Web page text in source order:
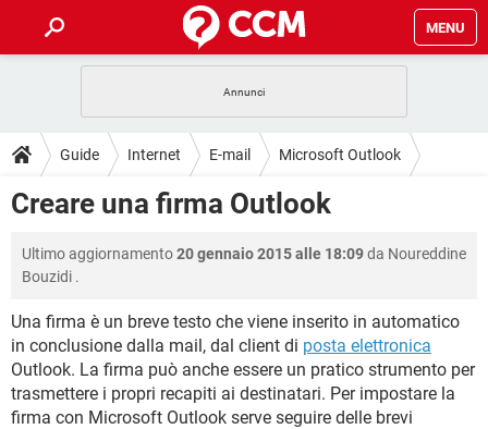
MENU
INTRATTENIMENTO ANDROID
iOS WINDOWS 10
TIKTOK
GUIDE
COVID-19 GAMING
INTRATTENIMENTO ANDROID
iOS WINDOWS 10
TIKTOK FACEBOOK
HARDWARE
DOWNLOAD
INTRATTENIMENTO
INSTAGRAM WHATSAPP
FACEBOOK
HARDWARE
FORUM
INTRATTENIMENTO ANDROID
iOS WINDOWS 10
INSTAGRAM WHATSAPP
COVID-19 GAMING
INTRATTENIMENTO ANDROID
iOS WINDOWS 10
Guide Internet E-mail Microsoft Outlook
Creare una firma Outlook
Ultimo aggiornamento20 gennaio 2015 alle 18:09da Noureddine
Bouzidi .
Una firma è un breve testo che viene inserito in automatico
in conclusione dalla mail, dal client di posta elettronica
Outlook. La firma può anche essere un pratico strumento per
trasmettere i propri recapiti ai destinatari. Per impostare la
firma con Microsoft Outlook serve seguire delle brevi